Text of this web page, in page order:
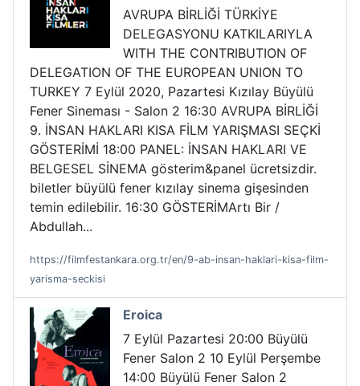
AVRUPA BİRLİĞİ TÜRKİYE
DELEGASYONU KATKILARIYLA
WITH THE CONTRIBUTION OF
DELEGATION OF THE EUROPEAN UNION TO
TURKEY 7 Eylül 2020, Pazartesi Kızılay Büyülü
Fener Sineması - Salon 2 16:30 AVRUPA BİRLİĞİ
9. İNSAN HAKLARI KISA FİLM YARIŞMASI SEÇKİ
GÖSTERİMİ 18:00 PANEL: İNSAN HAKLARI VE
BELGESEL SİNEMA gösterim&panel ücretsizdir.
biletler büyülü fener kızılay sinema gişesinden
temin edilebilir. 16:30 GÖSTERİMArtı Bir /
Abdullah...
https://filmfestankara.org.tr/en/9-ab-insan-haklari-kisa-film-
yarisma-seckisi
Eroica
7 Eylül Pazartesi 20:00 Büyülü
Fener Salon 2 10 Eylül Perşembe
14:00 Büyülü Fener Salon 2